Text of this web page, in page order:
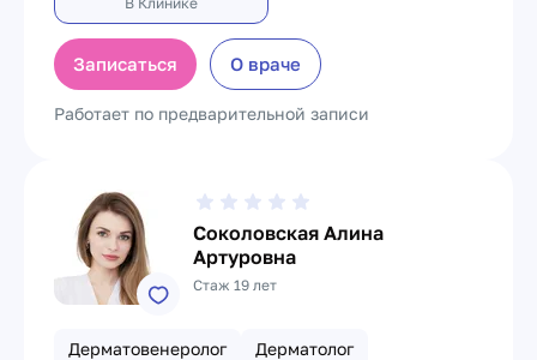
Записаться О враче
Работает по предварительной записи
Соколовская Алина
Артуровна
Стаж 19 лет
Дерматовенеролог Дерматолог